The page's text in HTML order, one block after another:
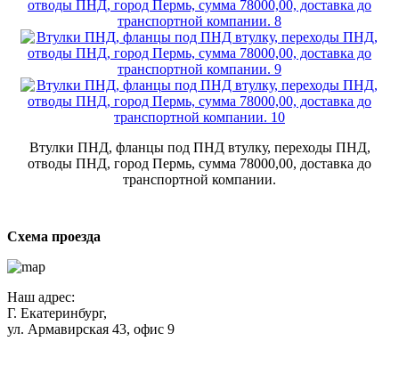
Втулки ПНД, фланцы под ПНД втулку, переходы ПНД,
отводы ПНД, город Пермь, сумма 78000,00, доставка до
транспортной компании.
Схема проезда
Наш адрес:
Г. Екатеринбург,
ул. Армавирская 43, офис 9